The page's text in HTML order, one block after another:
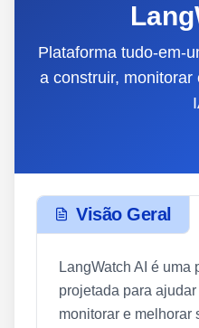
Plataforma tudo-em-
a construir,
Visão Geral
LangWatch AI é uma
projetada para
monitorar e melhorar